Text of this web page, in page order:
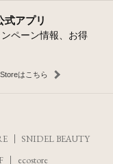
式アプリ
ペーン情報、お得
はこちら
SNIDEL BEAUTY
ecostore